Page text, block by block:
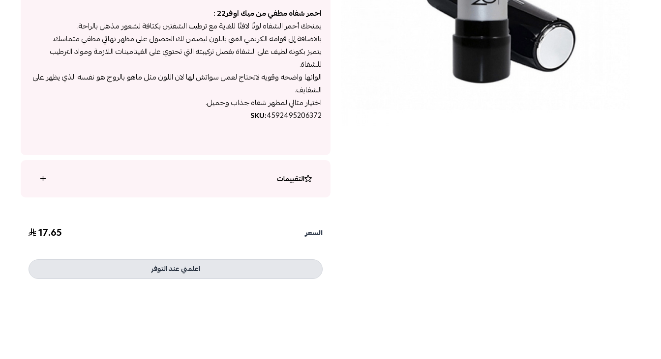
احمر شفاه مطفي من ميك اوفر22 :
يمنحك أحمر الشفاه لونًا لافتًا للغاية مع ترطيب الشفتين بكثافة لشعور مذهل بالراحة.
بالاضافة إلى قوامه الكريمي الغني باللون ليضمن لك الحصول على مظهر نهائي مطفي متماسك.
يتميز بكونه لطيف على الشفاة بفضل تركيبته التي تحتوي على الفيتامينات اللازمة ومواد الترطيب
للشفاة.
الوانها واضحه وقويه لاتحتاج لعمل سواتش لها لان اللون مثل ماهو بالروج هو نفسه الذي يظهر على
الشفايف.
اختيار مثالي لمظهر شفاه جذاب وجميل.
SKU:4592495206372
التقييمات
السعر 17.65
اعلمني عند التوفر